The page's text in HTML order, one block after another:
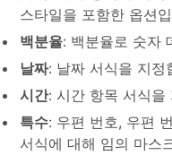
스타일을 포함한 옵션
백분율: 백분율로 숫자
날짜: 날짜 서식을 지정
시간: 시간 항목 서식을
특수: 우편 번호, 우편
서식에 대해 임의 마스